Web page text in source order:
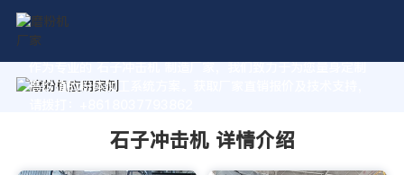
作为专业的 石子冲击机 制造厂家，我们致力于为您量身定制
高价值的粉体加工系统方案。获取厂家直销报价及技术支持，
石子冲击机 详情介绍